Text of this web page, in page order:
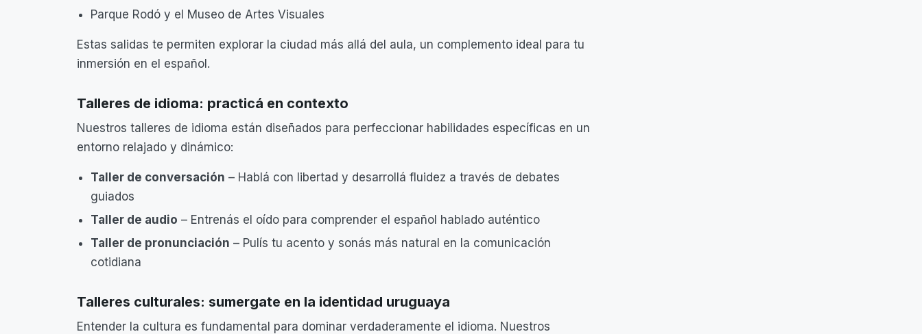
Parque Rodó y el Museo de Artes Visuales
Estas salidas te permiten explorar la ciudad más allá del aula, un complemento ideal para tu
inmersión en el español.
Talleres de idioma: practicá en contexto
Nuestros talleres de idioma están diseñados para perfeccionar habilidades específicas en un
entorno relajado y dinámico:
Taller de conversación – Hablá con libertad y desarrollá fluidez a través de debates
guiados
Taller de audio – Entrenás el oído para comprender el español hablado auténtico
Taller de pronunciación – Pulís tu acento y sonás más natural en la comunicación
cotidiana
Talleres culturales: sumergate en la identidad uruguaya
Entender la cultura es fundamental para dominar verdaderamente el idioma. Nuestros